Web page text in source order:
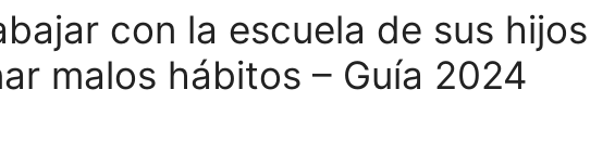
con la escuela de sus hijos
malos hábitos – Guía 2024